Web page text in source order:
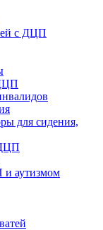
с ДЦП
для сидения,
и аутизмом